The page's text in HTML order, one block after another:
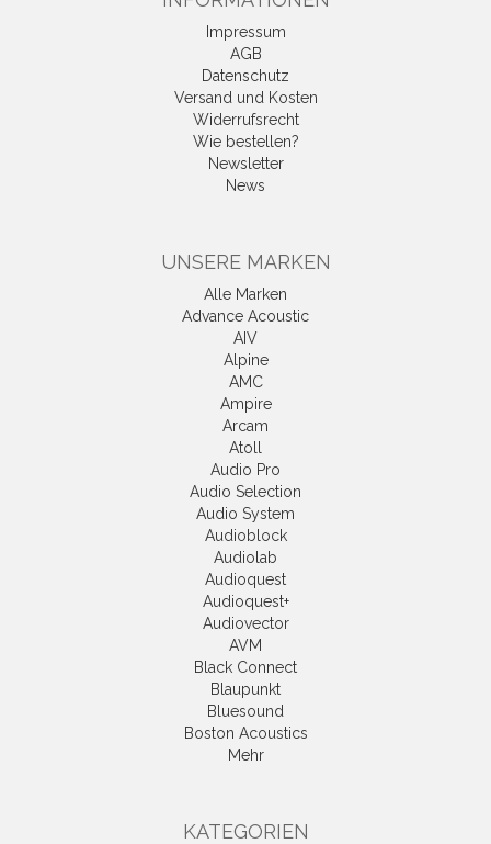
Impressum
AGB
Datenschutz
Versand und Kosten
Widerrufsrecht
Wie bestellen?
Newsletter
News
UNSERE MARKEN
Alle Marken
Advance Acoustic
AIV
Alpine
AMC
Ampire
Arcam
Atoll
Audio Pro
Audio Selection
Audio System
Audioblock
Audiolab
Audioquest
Audioquest+
Audiovector
AVM
Black Connect
Blaupunkt
Bluesound
Boston Acoustics
Mehr
KATEGORIEN